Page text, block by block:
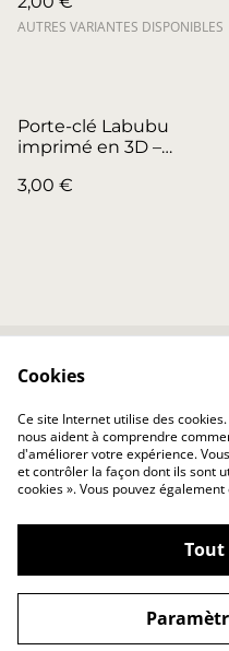
AUTRES VARIANTES DISPONIBLES
Porte-clé Labubu
imprimé en 3D –
3,00 €
Politique de
confidentialité
©2026Julien 3D
Cookies
Ce site Internet utilise des
nous aident à comprendre
d'améliorer votre expérience.
et contrôler la façon dont ils sont
cookies ». Vous pouvez
Tout